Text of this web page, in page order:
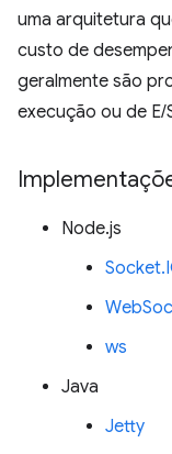
uma arquitetura
custo de
geralmente são
execução ou de
Node.js
ws
Java
Jetty